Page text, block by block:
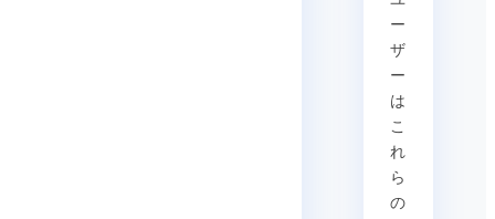
ー
ザ
ー
は
こ
れ
ら
の